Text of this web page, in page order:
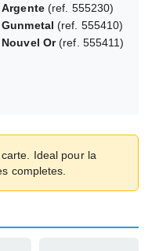
Argente(ref. 555230)
Gunmetal (ref. 555410)
Nouvel Or(ref. 555411)
Ideal pour la
completes.